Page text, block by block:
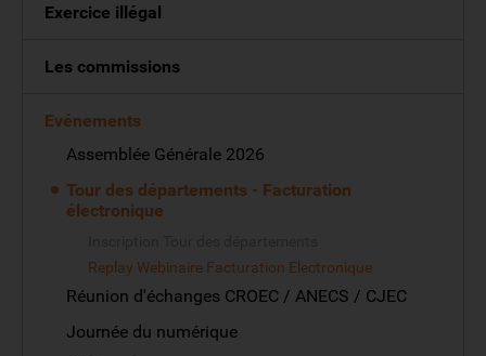
Exercice illégal
Les commissions
Evénements
Assemblée Générale 2026
Tour des départements - Facturation
électronique
Replay Webinaire Facturation Electronique
Réunion d'échanges CROEC / ANECS / CJEC
Journée du numérique